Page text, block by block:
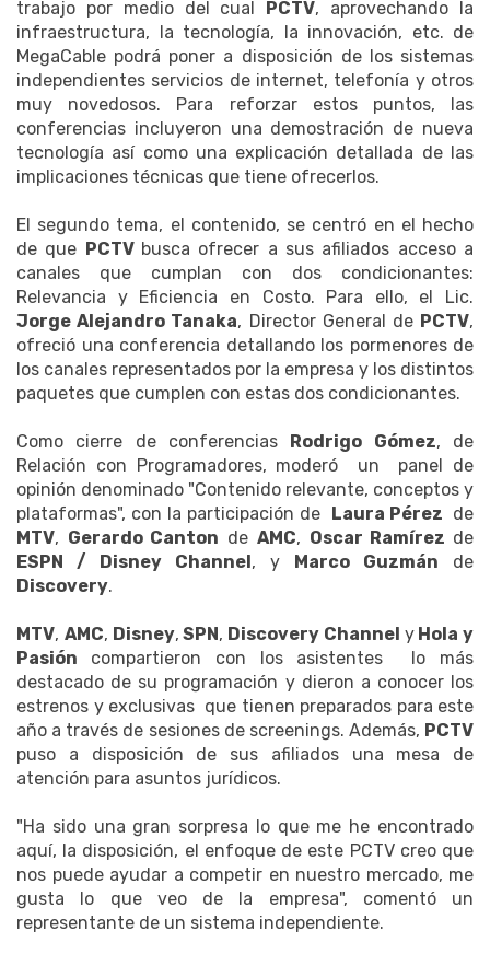
trabajo por medio del cual PCTV, aprovechando la
infraestructura, la tecnología, la innovación, etc. de
MegaCable podrá poner a disposición de los sistemas
independientes servicios de internet, telefonía y otros
muy novedosos. Para reforzar estos puntos, las
conferencias incluyeron una demostración de nueva
tecnología así como una explicación detallada de las
implicaciones técnicas que tiene ofrecerlos.
El segundo tema, el contenido, se centró en el hecho
de que PCTV busca ofrecer a sus afiliados acceso a
canales que cumplan con dos condicionantes:
Relevancia y Eficiencia en Costo. Para ello, el Lic.
Jorge Alejandro Tanaka, Director General de PCTV,
ofreció una conferencia detallando los pormenores de
los canales representados por la empresa y los distintos
paquetes que cumplen con estas dos condicionantes.
Como cierre de conferencias Rodrigo Gómez, de
Relación con Programadores, moderó un panel de
opinión denominado "Contenido relevante, conceptos y
plataformas", con la participación de Laura Pérez de
MTV, Gerardo Canton de AMC, Oscar Ramírez de
ESPN / Disney Channel, y Marco Guzmán de
Discovery.
MTV, AMC, Disney, SPN, Discovery Channel yHola y
Pasión compartieron con los asistentes lo más
destacado de su programación y dieron a conocer los
estrenos y exclusivas que tienen preparados para este
año a través de sesiones de screenings. Además, PCTV
puso a disposición de sus afiliados una mesa de
atención para asuntos jurídicos.
"Ha sido una gran sorpresa lo que me he encontrado
aquí, la disposición, el enfoque de este PCTV creo que
nos puede ayudar a competir en nuestro mercado, me
gusta lo que veo de la empresa", comentó un
representante de un sistema independiente.